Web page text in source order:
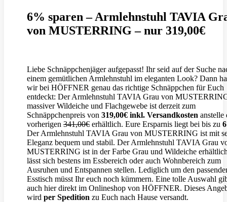
6% sparen – Armlehnstuhl TAVIA
von MUSTERRING – nur 319,00€
Liebe Schnäppchenjäger aufgepasst! Ihr seid auf der Suche
einem gemütlichen Armlehnstuhl im eleganten Look? Dann
wir bei HÖFFNER genau das richtige Schnäppchen für Euch
entdeckt: Der Armlehnstuhl TAVIA Grau von
massiver Wildeiche und Flachgewebe ist derzeit zum
Schnäppchenpreis von 319,00€ inkl. Versandkosten anstelle
vorherigen 341,00€ erhältlich. Eure Ersparnis liegt bei bis zu
Der Armlehnstuhl TAVIA Grau von MUSTERRING ist mit
Eleganz bequem und stabil. Der Armlehnstuhl TAVIA Grau
MUSTERRING ist in der Farbe Grau und Wildeiche
lässt sich bestens im Essbereich oder auch Wohnbereich zum
Ausruhen und Entspannen stellen. Lediglich um den
Esstisch müsst Ihr euch noch kümmern. Eine tolle Auswahl
auch hier direkt im Onlineshop von HÖFFNER. Dieses
wird per Spedition zu Euch nach Hause versandt.